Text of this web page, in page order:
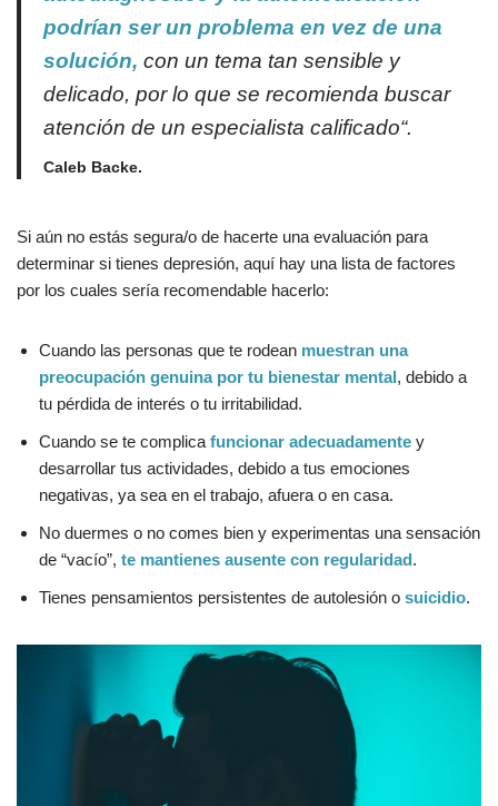
podrían ser un problema en vez de una
solución, con un tema tan sensible y
delicado, por lo que se recomienda buscar
atención de un especialista calificado“.
Caleb Backe.
Si aún no estás segura/o de hacerte una evaluación para
determinar si tienes depresión, aquí hay una lista de factores
por los cuales sería recomendable hacerlo:
Cuando las personas que te rodean muestran una
preocupación genuina por tu bienestar mental, debido a
tu pérdida de interés o tu irritabilidad.
Cuando se te complica funcionar adecuadamente y
desarrollar tus actividades, debido a tus emociones
negativas, ya sea en el trabajo, afuera o en casa.
No duermes o no comes bien y experimentas una sensación
de “vacío”, te mantienes ausente con regularidad.
Tienes pensamientos persistentes de autolesión o suicidio.